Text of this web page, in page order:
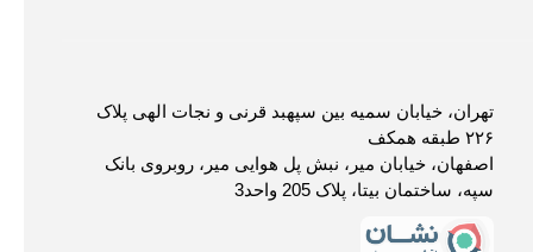
تهران، خیابان سمیه بین سپهبد قرنی و نجات الهی پلاک
۲۲۶ طبقه همکف
اصفهان، خیابان میر، نبش پل هوایی میر، روبروی بانک
سپه، ساختمان بیتا، پلاک 205 واحد3